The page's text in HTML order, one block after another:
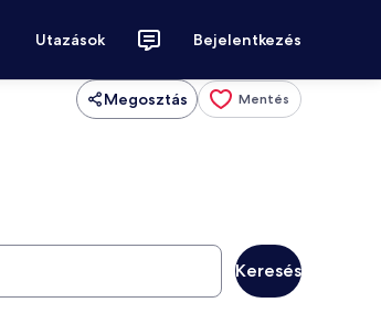
Utazások Bejelentkezés
Megosztás Mentés
Keresés